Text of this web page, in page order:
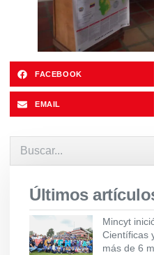
FACEBOOK
EMAIL
Últimos
Mincyt
Científicas
más de 6